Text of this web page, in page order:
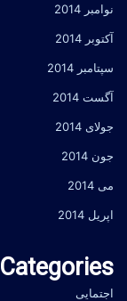
نوامبر 2014
آکتوبر 2014
سپتامبر 2014
آگست 2014
جولای 2014
جون 2014
می 2014
اپریل 2014
Categories
اجتمایی